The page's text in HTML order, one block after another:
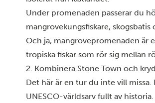
Under promenaden passerar du
mangrovekungsfiskare,
Och ja, mangrovepromenaden är
tropiska fiskar som rör sig mellan
2. Kombinera Stone Town och
Det här är en tur du inte vill missa.
UNESCO-världsarv fullt av